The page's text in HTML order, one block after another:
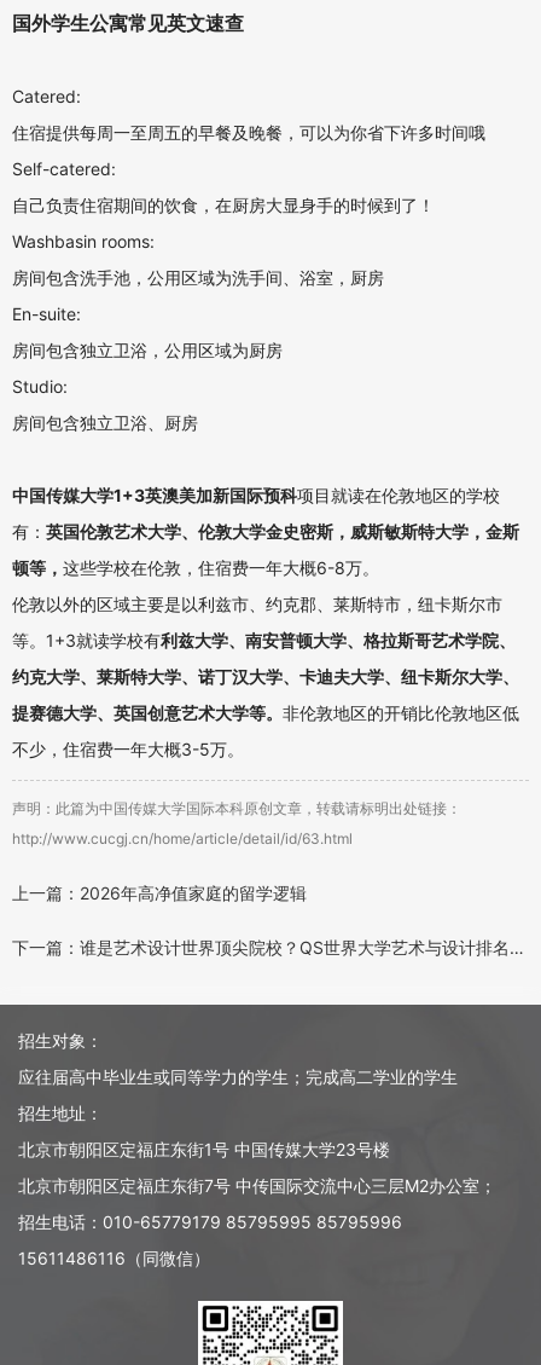
国外学生公寓常见英文速查
Catered:
住宿提供每周一至周五的早餐及晚餐，可以为你省下许多时间哦
Self-catered:
自己负责住宿期间的饮食，在厨房大显身手的时候到了！
Washbasin rooms:
房间包含洗手池，公用区域为洗手间、浴室，厨房
En-suite:
房间包含独立卫浴，公用区域为厨房
Studio:
房间包含独立卫浴、厨房
中国传媒大学1+3英澳美加新国际预科项目就读在伦敦地区的学校
有： 英国伦敦艺术大学、伦敦大学金史密斯，威斯敏斯特大学，金斯
顿等， 这些学校在伦敦，住宿费一年大概6-8万。
伦敦以外的区域主要是以利兹市、约克郡、莱斯特市，纽卡斯尔市
等。1+3就读学校有利兹大学、南安普顿大学、格拉斯哥艺术学院、
约克大学、莱斯特大学、诺丁汉大学、卡迪夫大学、纽卡斯尔大学、
提赛德大学、英国创意艺术大学等。 非伦敦地区的开销比伦敦地区低
不少，住宿费一年大概3-5万。
声明：此篇为中国传媒大学国际本科原创文章，转载请标明出处链接：
http://www.cucgj.cn/home/article/detail/id/63.html
上一篇：2026年高净值家庭的留学逻辑
下一篇：谁是艺术设计世界顶尖院校？QS世界大学艺术与设计排名（英国篇）
招生对象：
应往届高中毕业生或同等学力的学生；完成高二学业的学生
招生地址：
北京市朝阳区定福庄东街1号 中国传媒大学23号楼
北京市朝阳区定福庄东街7号 中传国际交流中心三层M2办公室；
招生电话：010-65779179 85795995 85795996
15611486116（同微信）